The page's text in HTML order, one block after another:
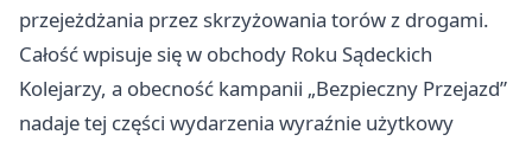
przejeżdżania przez skrzyżowania torów z drogami.
Całość wpisuje się w obchody Roku Sądeckich
Kolejarzy, a obecność kampanii „Bezpieczny Przejazd”
nadaje tej części wydarzenia wyraźnie użytkowy